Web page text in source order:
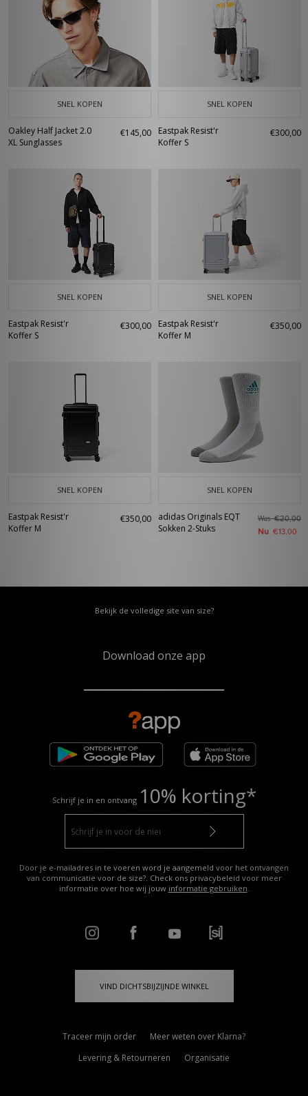
SNEL KOPEN
Oakley Half Jacket 2.0
XL Sunglasses
€145,00
SNEL KOPEN
Eastpak Resist'r
Koffer S
€300,00
SNEL KOPEN
Eastpak Resist'r
Koffer S
€300,00
SNEL KOPEN
Eastpak Resist'r
Koffer M
€350,00
SNEL KOPEN
Eastpak Resist'r
Koffer M
€350,00
SNEL KOPEN
adidas Originals EQT
Sokken 2-Stuks
Was€20,00
Nu €13,00
Bekijk de volledige site van size?
Download onze app
Schrijf je in en ontvang 10% korting*
Door je e-mailadres in te voeren word je aangemeld voor het ontvangen
van communicatie voor de size?. Check ons privacybeleid voor meer
informatie over hoe wij jouw informatie gebruiken.
VIND DICHTSBIJZIJNDE WINKEL
Traceer mijn order
Meer weten over Klarna?
Levering & Retourneren
Organisatie